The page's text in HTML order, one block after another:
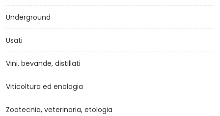
Underground
Usati
Vini, bevande, distillati
Viticoltura ed enologia
Zootecnia, veterinaria, etologia